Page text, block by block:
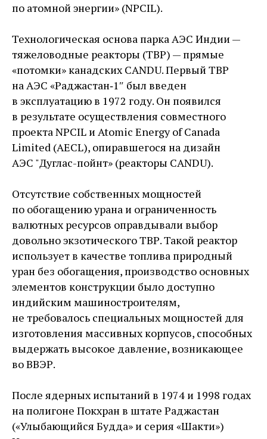
по атомной энергии» (​NPCIL).
Технологическая основа парка АЭС Индии — ​
тяжеловодные реакторы (ТВР) — ​прямые
«потомки» канадских CANDU. Первый ТВР
на АЭС «Раджастан‑1″ был введен
в эксплуатацию в 1972 году. Он появился
в результате осуществления совместного
проекта NPCIL и Atomic Energy of Canada
Limited (AECL), опиравшегося на дизайн
АЭС "Дуглас-­пойнт» (реакторы CANDU).
Отсутствие собственных мощностей
по обогащению урана и ограниченность
валютных ресурсов оправдывали выбор
довольно экзотического ТВР. Такой реактор
использует в качестве топлива природный
уран без обогащения, производство основных
элементов конструкции было доступно
индийским машиностроителям,
не требовалось специальных мощностей для
изготовления массивных корпусов, способных
выдержать высокое давление, возникающее
во ВВЭР.
После ядерных испытаний в 1974 и 1998 годах
на полигоне Покхран в штате Раджастан
(«Улыбающийся Будда» и серия «Шакти»)